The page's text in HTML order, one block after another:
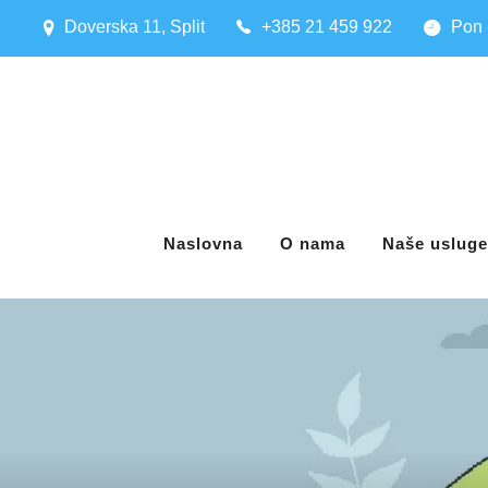
Doverska 11, Split +385 21 459 922 Pon
Naslovna O nama Naše usluge